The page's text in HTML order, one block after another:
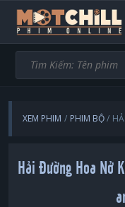
XEM PHIM PHIM BỘ
Hải Đường Hoa Nở